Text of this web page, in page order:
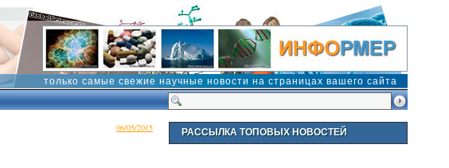
только самые свежие научные новости на страницах вашего сайта
06/05/2015 РАССЫЛКА ТОПОВЫХ НОВОСТЕЙ